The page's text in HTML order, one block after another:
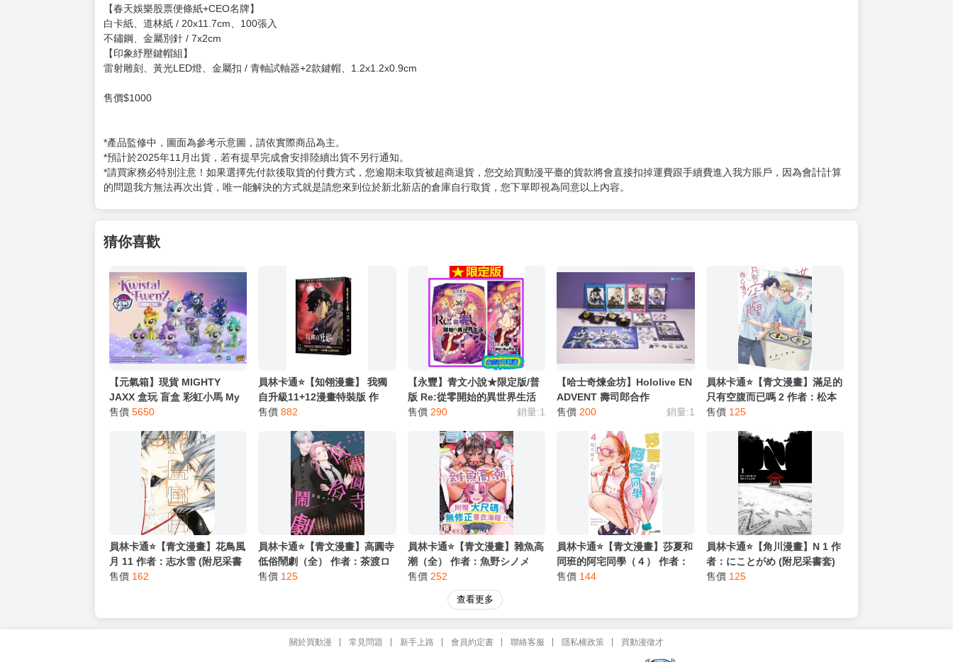
【春天娛樂股票便條紙+CEO名牌】
白卡紙、道林紙 / 20x11.7cm、100張入
不鏽鋼、金屬別針 / 7x2cm
【印象紓壓鍵帽組】
雷射雕刻、黃光LED燈、金屬扣 / 青軸試軸器+2款鍵帽、1.2x1.2x0.9cm
售價$1000
*產品監修中，圖面為參考示意圖，請依實際商品為主。
*預計於2025年11月出貨，若有提早完成會安排陸續出貨不另行通知。
*請買家務必特別注意！如果選擇先付款後取貨的付費方式，您逾期未取貨被超商退貨，您交給買動漫平臺的貨款將會直接扣掉運費跟手續費進入我方賬戶，因為會計計算
的問題我方無法再次出貨，唯一能解決的方式就是請您來到位於新北新店的倉庫自行取貨，您下單即視為同意以上內容。
猜你喜歡
【元氣箱】現貨 MIGHTY
JAXX 盒玩 盲盒 彩虹小馬 My
Little Pony Kwistal Fwenz
641489938646
售價 5650
員林卡通⭐️【知翎漫畫】 我獨
自升級11+12漫畫特裝版 作
者： DUBU(REDICE STUDIO)
售價 882
【永豐】青文小說★限定版/普
版 Re:從零開始的異世界生活
36 送書套 (全新) 出版：
售價 290 銷量:1
【哈士奇煉金坊】Hololive EN
ADVENT 壽司郎合作
FUWAWA MOCOCO BIJOU
售價 200 銷量:1
員林卡通⭐️【青文漫畫】滿足的
只有空腹而已嗎 2 作者：松本
あやか(附尼采書套)
售價 125
員林卡通⭐️【青文漫畫】花鳥風
月 11 作者：志水雪 (附尼采書
套)
售價 162
員林卡通⭐️【青文漫畫】高圓寺
低俗鬧劇（全） 作者：茶渡ロ
メ男 (附尼采書套)
售價 125
員林卡通⭐️【青文漫畫】雜魚高
潮（全） 作者：魚野シノメ
售價 252
員林卡通⭐️【青文漫畫】莎夏和
同班的阿宅同學（４） 作者：
はぐはぐ (附尼采書套)
售價 144
員林卡通⭐️【角川漫畫】N 1 作
者：にことがめ (附尼采書套)
售價 125
查看更多
關於買動漫 常見問題 新手上路 會員約定書 聯絡客服 隱私權政策 買動漫徵才